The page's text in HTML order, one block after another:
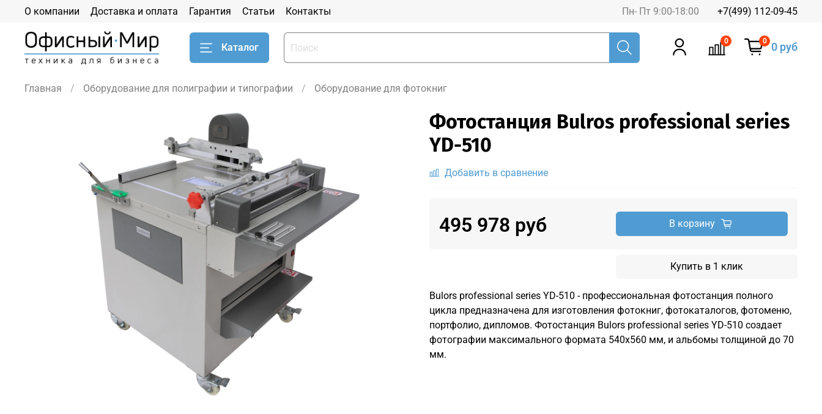
О компании Доставка и оплата Гарантия Статьи Контакты Пн- Пт 9:00-18:00 +7(499) 112-09-45
Каталог
0 0 0 руб
Главная Оборудование для полиграфии и типографии Оборудование для фотокниг
Фотостанция Bulros professional series
YD-510
Добавить в сравнение
495 978 руб В корзину
Купить в 1 клик
Bulors professional series YD-510 - профессиональная фотостанция полного
цикла предназначена для изготовления фотокниг, фотокаталогов, фотоменю,
портфолио, дипломов. Фотостанция Bulors professional series YD-510 создает
фотографии максимального формата 540х560 мм, и альбомы толщиной до 70
мм.